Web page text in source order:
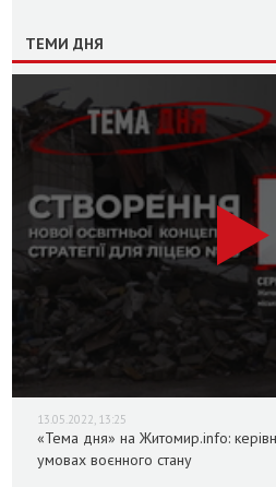
ТЕМИ ДНЯ
13.05.2022, 13:25
«Тема дня» на Житомир.info:
умовах воєнного стану